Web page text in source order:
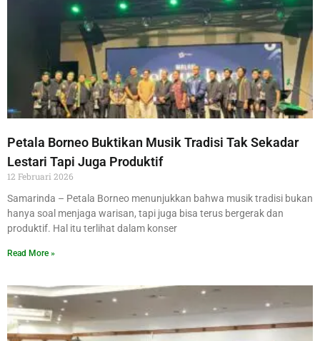
Petala Borneo Buktikan Musik Tradisi Tak Sekadar
Lestari Tapi Juga Produktif
12 Februari 2026
Samarinda – Petala Borneo menunjukkan bahwa musik tradisi bukan
hanya soal menjaga warisan, tapi juga bisa terus bergerak dan
produktif. Hal itu terlihat dalam konser
Read More »